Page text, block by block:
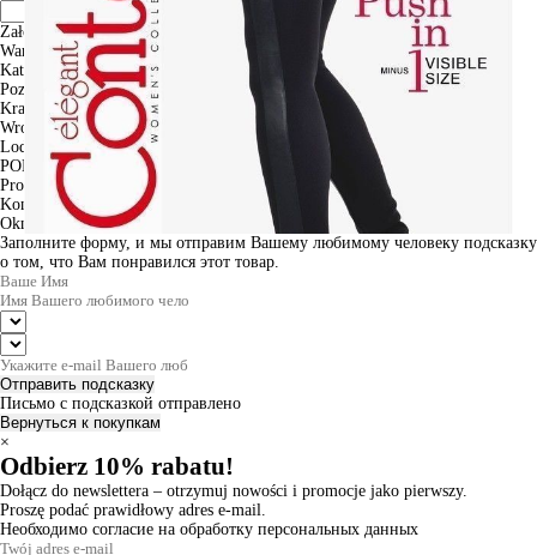
Założenia
Warszawa
Katowice
Poznan
Krakow
Wroclaw
Lodz
PODGLĄD
Produkt w koszyku
Kontynuuj zakupy
ZAMÓWIENIE
Okno informacyjne
Заполните форму, и мы отправим Вашему любимому человеку подсказку
о том, что Вам понравился этот товар.
Отправить подсказку
Письмо с подсказкой отправлено
Вернуться к покупкам
×
Odbierz 10% rabatu!
Dołącz do newslettera – otrzymuj nowości i promocje jako pierwszy.
Proszę podać prawidłowy adres e-mail.
Необходимо согласие на обработку персональных данных